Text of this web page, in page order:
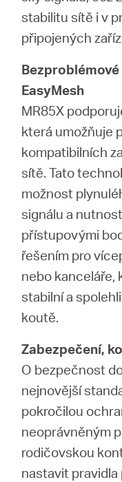
stabilitu sítě i v
připojených
EasyMesh
MR85X
která umožňuje
kompatibilních
sítě. Tato
možnost
signálu a
přístupovými
řešením pro
nebo kanceláře,
stabilní a
koutě.
Zabezpečení,
O bezpečnost
nejnovější
pokročilou
neoprávněným
rodičovskou
nastavit